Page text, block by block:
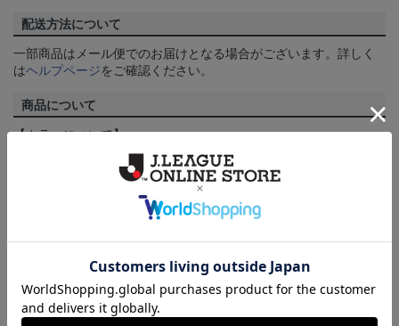
配送方法について
一部商品はメール便でのお届けとなる場合がございます。詳しく
はヘルプページをご確認ください。
商品について
【カラーについて】
商品画像は、お使いのパソコンのモニターおよびスマートフォン
のメーカー・機種・画面設定等により、実際の商品の色と異なっ
て見える場合がございます。あらかじめご了承ください。
その他
決済について